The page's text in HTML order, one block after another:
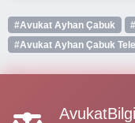
#Avukat Ayhan Çabuk
#Avukat Ayhan Çabuk